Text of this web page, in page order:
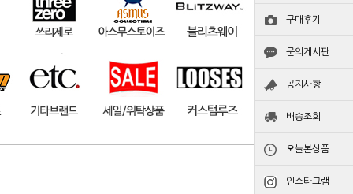
구매후기
문의게시판
공지사항
배송조회
오늘본상품
인스타그램